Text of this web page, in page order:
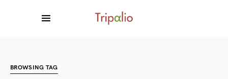
BROWSING TAG